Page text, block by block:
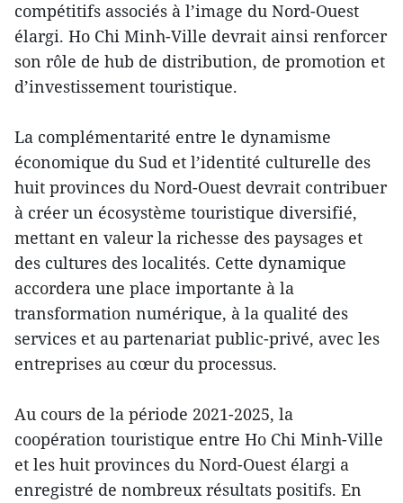
compétitifs associés à l’image du Nord-Ouest
élargi. Ho Chi Minh-Ville devrait ainsi renforcer
son rôle de hub de distribution, de promotion et
d’investissement touristique.
La complémentarité entre le dynamisme
économique du Sud et l’identité culturelle des
huit provinces du Nord-Ouest devrait contribuer
à créer un écosystème touristique diversifié,
mettant en valeur la richesse des paysages et
des cultures des localités. Cette dynamique
accordera une place importante à la
transformation numérique, à la qualité des
services et au partenariat public-privé, avec les
entreprises au cœur du processus.
Au cours de la période 2021-2025, la
coopération touristique entre Ho Chi Minh-Ville
et les huit provinces du Nord-Ouest élargi a
enregistré de nombreux résultats positifs. En